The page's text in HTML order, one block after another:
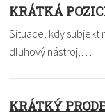
KRÁTKÁ
Situace, kdy subjekt
dluhový nástroj,…
KRÁTKÝ